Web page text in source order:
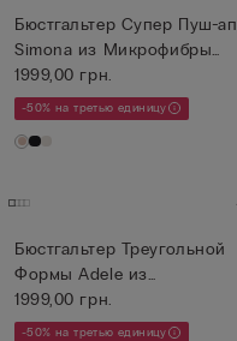
Бюстгальтер Супер Пуш-ап
Simona из Микрофибры
Ultr...
1999,00 грн.
-50% на третью единицу
Бюстгальтер Треугольной
Формы Adele из
Микрофибры ...
1999,00 грн.
-50% на третью единицу